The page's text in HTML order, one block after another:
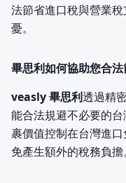
法節省進口稅與營業
憂。
畢思利如何協助您合
veasly 畢思利透過精
能合法規避不必要的
裹價值控制在台灣進
免產生額外的稅務負擔。